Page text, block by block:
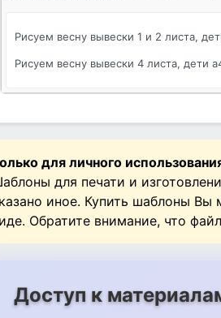
Рисуем весну вывески 1 и 2 листа,
Рисуем весну вывески 4 листа, дети
для личного
для печати и
иное. Купить шаблоны
Обратите внимание, что
Доступ к